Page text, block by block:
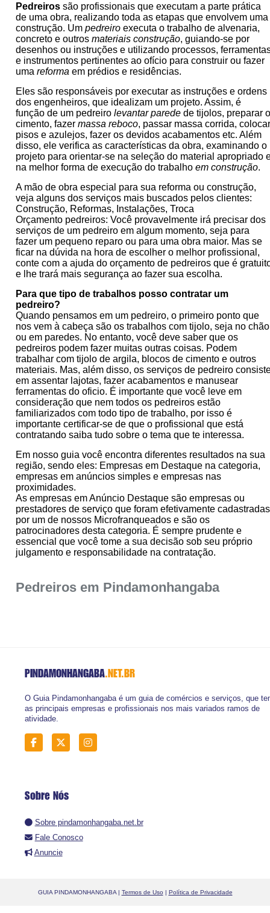
Pedreiros são profissionais que executam a parte prática
de uma obra, realizando toda as etapas que envolvem uma
construção. Um pedreiro executa o trabalho de alvenaria,
concreto e outrosmateriais construção, guiando-se por
desenhos ou instruções e utilizando processos,
e instrumentos pertinentes ao ofício para construir ou fazer
uma reforma em prédios e residências.
Eles são responsáveis por executar as instruções e ordens
dos engenheiros, que idealizam um projeto. Assim, é
função de um pedreirolevantar parede de tijolos, preparar
cimento, fazermassa reboco, passar massa corrida,
pisos e azulejos, fazer os devidos acabamentos etc. Além
disso, ele verifica as características da obra, examinando o
projeto para orientar-se na seleção do material apropriado
na melhor forma de execução do trabalhoem construção.
A mão de obra especial para sua reforma ou construção,
veja alguns dos serviços mais buscados pelos clientes:
Construção, Reformas, Instalações, Troca
Orçamento pedreiros: Você provavelmente irá precisar dos
serviços de um pedreiro em algum momento, seja para
fazer um pequeno reparo ou para uma obra maior. Mas se
ficar na dúvida na hora de escolher o melhor profissional,
conte com a ajuda do orçamento de pedreiros que é
e lhe trará mais segurança ao fazer sua escolha.
Para que tipo de trabalhos posso contratar um
pedreiro?
Quando pensamos em um pedreiro, o primeiro ponto que
nos vem à cabeça são os trabalhos com tijolo, seja no chão
ou em paredes. No entanto, você deve saber que os
pedreiros podem fazer muitas outras coisas. Podem
trabalhar com tijolo de argila, blocos de cimento e outros
materiais. Mas, além disso, os serviços de pedreiro
em assentar lajotas, fazer acabamentos e manusear
ferramentas do oficio. É importante que você leve em
consideração que nem todos os pedreiros estão
familiarizados com todo tipo de trabalho, por isso é
importante certificar-se de que o profissional que está
contratando saiba tudo sobre o tema que te interessa.
Em nosso guia você encontra diferentes resultados na sua
região, sendo eles: Empresas em Destaque na categoria,
empresas em anúncios simples e empresas nas
proximidades.
As empresas em Anúncio Destaque são empresas ou
prestadores de serviço que foram efetivamente cadastradas
por um de nossos Microfranqueados e são os
patrocinadores desta categoria. É sempre prudente e
essencial que você tome a sua decisão sob seu próprio
julgamento e responsabilidade na contratação.
Pedreiros em Pindamonhangaba
PINDAMONHANGABA.NET.BR
O Guia Pindamonhangaba é um guia de comércios e serviços, que
as principais empresas e profissionais nos mais variados ramos de
atividade.
Sobre Nós
Sobre pindamonhangaba.net.br
Fale Conosco
Anuncie
GUIA PINDAMONHANGABA | Termos de Uso | Política de Privacidade